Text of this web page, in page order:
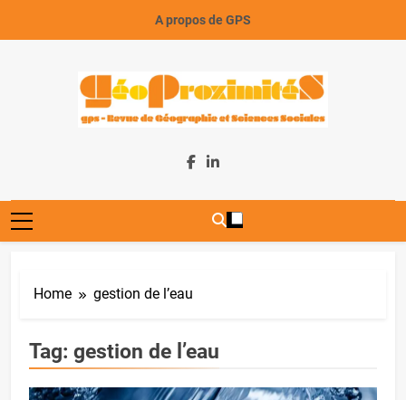
A propos de GPS
GeoProximiteS
Home gestion de l’eau
Tag: gestion de l’eau